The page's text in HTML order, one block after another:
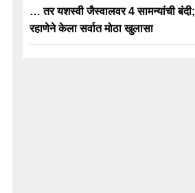
… तर यशस्वी जैस्वालवर 4 सामन्यांची बंदी;
रहाणेने केला सर्वात मोठा खुलासा